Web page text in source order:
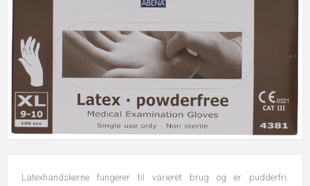
Latexhandskerne fungerer til varieret brug og er pudderfri.